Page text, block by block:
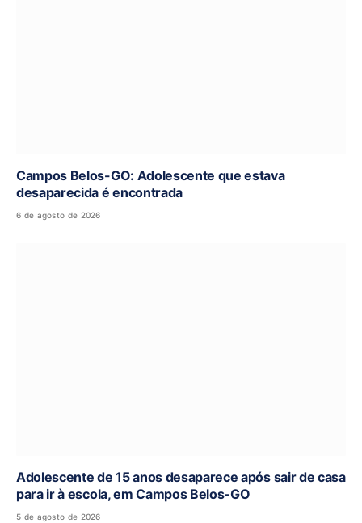
Campos Belos-GO: Adolescente que estava
desaparecida é encontrada
6 de agosto de 2026
Adolescente de 15 anos desaparece após sair de casa
para ir à escola, em Campos Belos-GO
5 de agosto de 2026